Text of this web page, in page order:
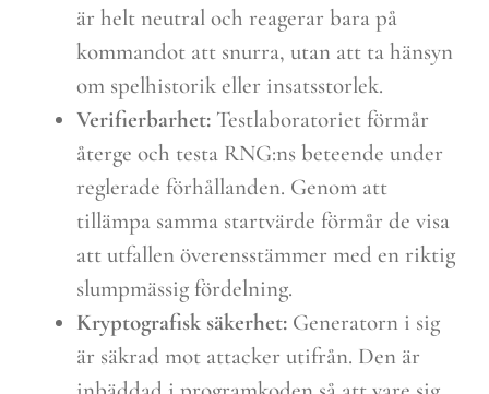
är helt neutral och reagerar bara på
kommandot att snurra, utan att ta hänsyn
om spelhistorik eller insatsstorlek.
Verifierbarhet: Testlaboratoriet förmår
återge och testa RNG:ns beteende under
reglerade förhållanden. Genom att
tillämpa samma startvärde förmår de visa
att utfallen överensstämmer med en riktig
slumpmässig fördelning.
Kryptografisk säkerhet: Generatorn i sig
är säkrad mot attacker utifrån. Den är